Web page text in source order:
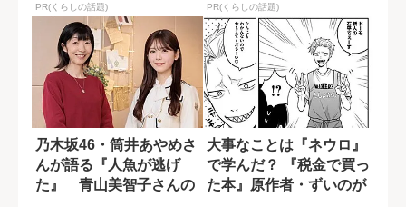
PR(くらしの話題) PR(くらしの話題)
乃木坂46・筒井あやめさ
んが語る『人魚が逃げ
た』 青山美智子さんの
大事なことは『ネウロ』
で学んだ？ 『税金で買っ
た本』原作者・ずいのが